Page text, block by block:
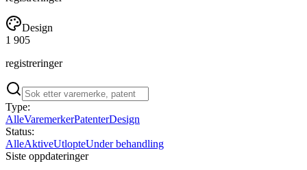
Design
1 905
registreringer
Type:
AlleVaremerkerPatenterDesign
Status:
AlleAktiveUtlopteUnder behandling
Siste oppdateringer